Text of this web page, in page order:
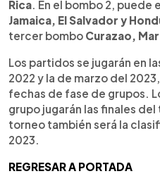
Rica. En el bombo 2, puede
Jamaica, El Salvador y
tercer bombo Curazao,
Los partidos se jugarán en
2022 y la de marzo del
fechas de fase de grupos.
grupo jugarán las finales
torneo también será la
2023.
REGRESAR A PORTADA